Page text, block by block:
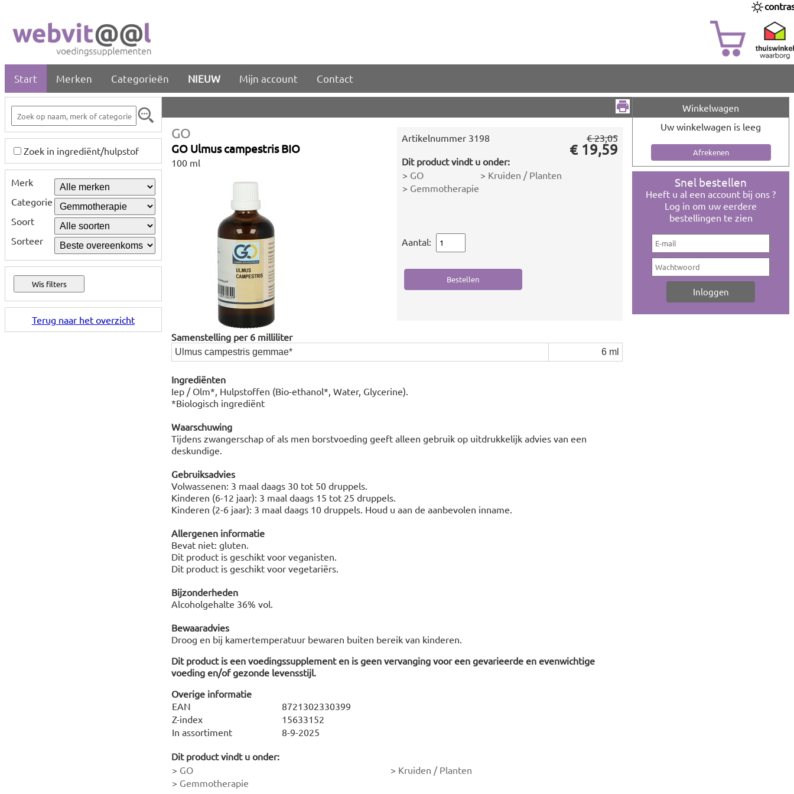
Start Merken Categorieën NIEUW Mijn account Contact
Zoek in ingrediënt/hulpstof
Merk
Categorie
Soort
Sorteer
Terug naar het overzicht
GO
GO Ulmus campestris BIO
100 ml
Artikelnummer 3198
Dit product vindt u onder:
> GO > Kruiden / Planten
> Gemmotherapie
€ 23,05
€ 19,59
Aantal:
Samenstelling per 6 milliliter
Ulmus campestris gemmae* 6 ml
Ingrediënten
Iep / Olm*, Hulpstoffen (Bio-ethanol*, Water, Glycerine).
*Biologisch ingrediënt
Waarschuwing
Tijdens zwangerschap of als men borstvoeding geeft alleen gebruik op uitdrukkelijk advies van een
deskundige.
Gebruiksadvies
Volwassenen: 3 maal daags 30 tot 50 druppels.
Kinderen (6-12 jaar): 3 maal daags 15 tot 25 druppels.
Kinderen (2-6 jaar): 3 maal daags 10 druppels. Houd u aan de aanbevolen inname.
Allergenen informatie
Bevat niet: gluten.
Dit product is geschikt voor veganisten.
Dit product is geschikt voor vegetariërs.
Bijzonderheden
Alcoholgehalte 36% vol.
Bewaaradvies
Droog en bij kamertemperatuur bewaren buiten bereik van kinderen.
Dit product is een voedingssupplement en is geen vervanging voor een gevarieerde en evenwichtige
voeding en/of gezonde levensstijl.
Overige informatie
EAN
8721302330399
Z-index
15633152
In assortiment
8-9-2025
Dit product vindt u onder:
> GO > Kruiden / Planten
> Gemmotherapie
Winkelwagen
Uw winkelwagen is leeg
Snel bestellen
Heeft u al een account bij ons ?
Log in om uw eerdere
bestellingen te zien